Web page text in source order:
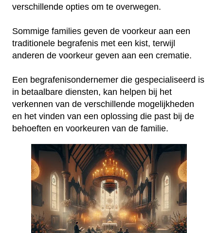
verschillende opties om te overwegen.
Sommige families geven de voorkeur aan een
traditionele begrafenis met een kist, terwijl
anderen de voorkeur geven aan een crematie.
Een begrafenisondernemer die gespecialiseerd is
in betaalbare diensten, kan helpen bij het
verkennen van de verschillende mogelijkheden
en het vinden van een oplossing die past bij de
behoeften en voorkeuren van de familie.